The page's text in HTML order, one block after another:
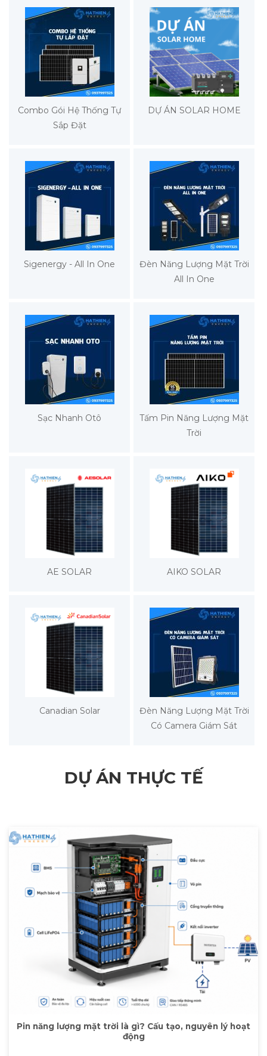
Combo Gói Hệ Thống Tự
Sắp Đặt
DỰ ÁN SOLAR HOME
Sigenergy - All In One
Đèn Năng Lượng Mặt Trời
All In One
Sạc Nhanh Otô
Tấm Pin Năng Lượng Mặt
Trời
AE SOLAR AIKO SOLAR
Canadian Solar
Đèn Năng Lượng Mặt Trời
Có Camera Giám Sát
DỰ ÁN THỰC TẾ
Pin năng lượng mặt trời là gì? Cấu tạo, nguyên lý hoạt
động